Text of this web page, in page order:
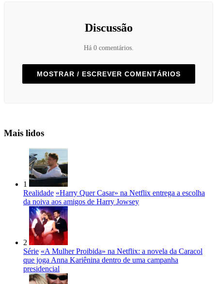
Discussão
Há 0 comentários.
MOSTRAR / ESCREVER COMENTÁRIOS
Mais lidos
1
Realidade «Harry Quer Casar» na Netflix entrega a escolha
da noiva aos amigos de Harry Jowsey
2
Série «A Mulher Proibida» na Netflix: a novela da Caracol
que joga Anna Kariênina dentro de uma campanha
presidencial